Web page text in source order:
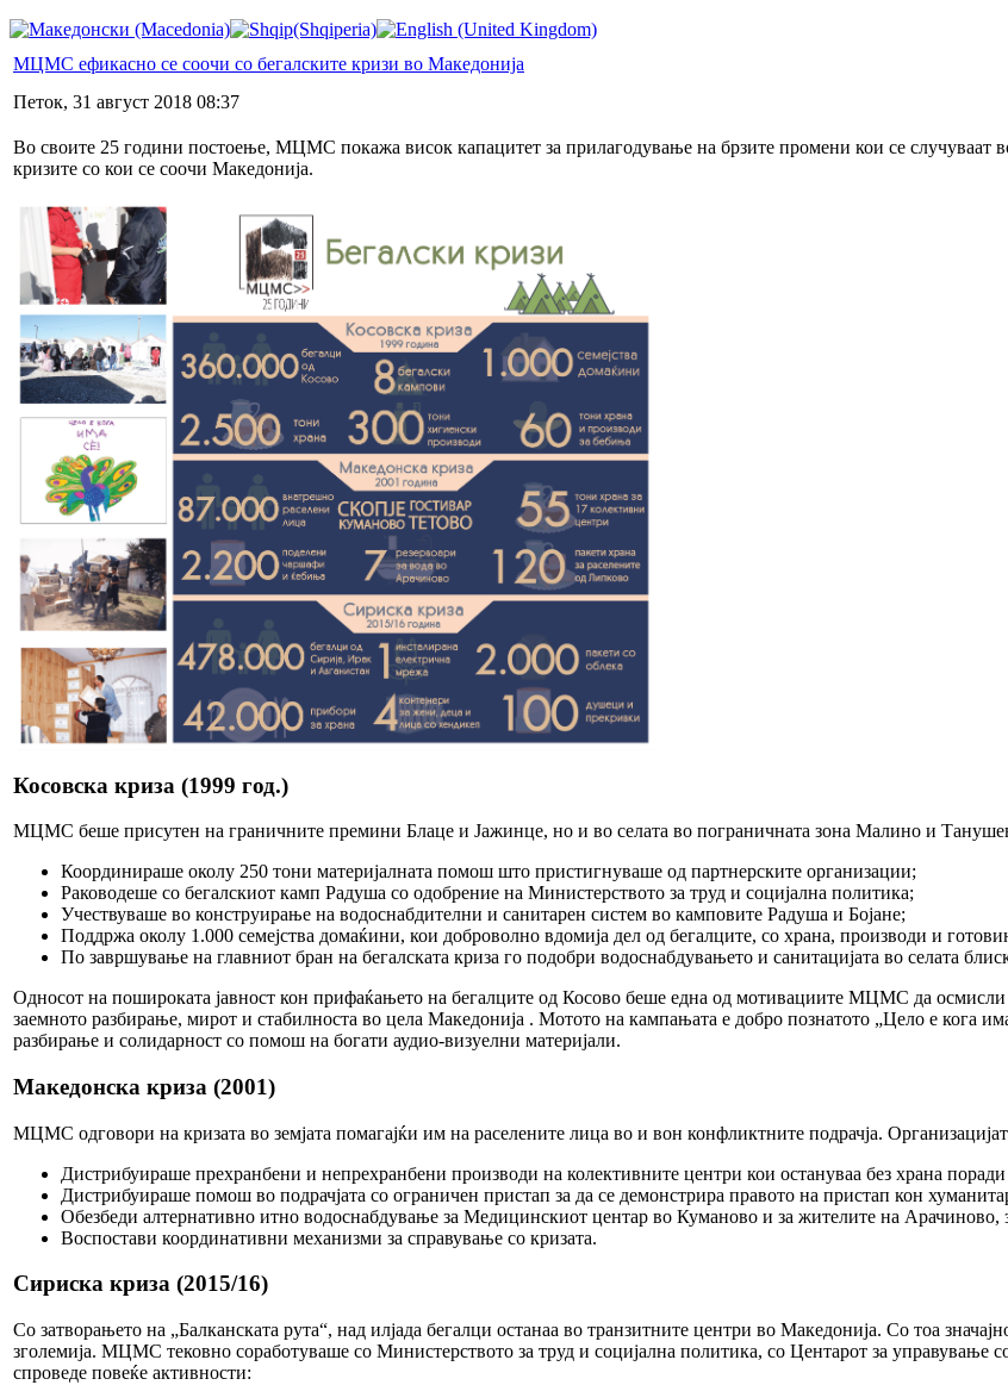
МЦМС ефикасно се соочи со бегалските кризи во Македонија
Петок, 31 август 2018 08:37
Во своите 25 години постоење, МЦМС покажа висок капацитет за прилагодување на брзите промени кои се случуваат
кризите со кои се соочи Македонија.
Косовска криза (1999 год.)
МЦМС беше присутен на граничните премини Блаце и Јажинце, но и во селата во пограничната зона Малино и
Координираше околу 250 тони материјалната помош што пристигнуваше од партнерските организации;
Раководеше со бегалскиот камп Радуша со одобрение на Министерството за труд и социјална политика;
Учествуваше во конструирање на водоснабдителни и санитарен систем во камповите Радуша и Бојане;
Поддржа околу 1.000 семејства домаќини, кои доброволно вдомија дел од бегалците, со храна, производи и
По завршување на главниот бран на бегалската криза го подобри водоснабдувањето и санитацијата во селата
Односот на пошироката јавност кон прифаќањето на бегалците од Косово беше една од мотивациите МЦМС да
заемното разбирање, мирот и стабилноста во цела Македонија . Мотото на кампањата е добро познатото „Цело е кога
разбирање и солидарност со помош на богати аудио-визуелни материјали.
Македонска криза (2001)
МЦМС одговори на кризата во земјата помагајќи им на раселените лица во и вон конфликтните подрачја.
Дистрибуираше прехранбени и непрехранбени производи на колективните центри кои остануваа без храна поради
Дистрибуираше помош во подрачјата со ограничен пристап за да се демонстрира правото на пристап кон
Обезбеди алтернативно итно водоснабдување за Медицинскиот центар во Куманово и за жителите на Арачиново,
Воспостави координативни механизми за справување со кризата.
Сириска криза (2015/16)
Со затворањето на „Балканската рута“, над илјада бегалци останаа во транзитните центри во Македонија. Со тоа
зголемија. МЦМС тековно соработуваше со Министерството за труд и социјална политика, со Центарот за
спроведе повеќе активности: